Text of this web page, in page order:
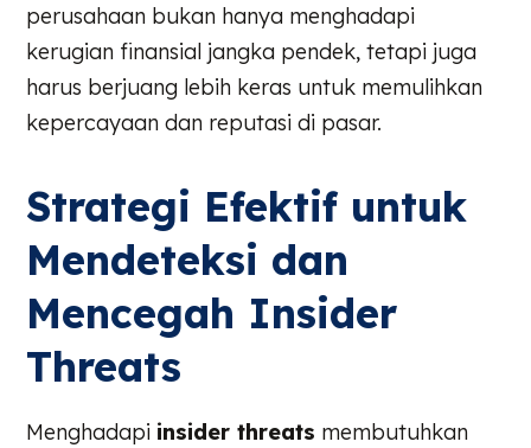
perusahaan bukan hanya menghadapi
kerugian finansial jangka pendek, tetapi juga
harus berjuang lebih keras untuk memulihkan
kepercayaan dan reputasi di pasar.
Strategi Efektif untuk
Mendeteksi dan
Mencegah Insider
Threats
Menghadapi insider threats membutuhkan